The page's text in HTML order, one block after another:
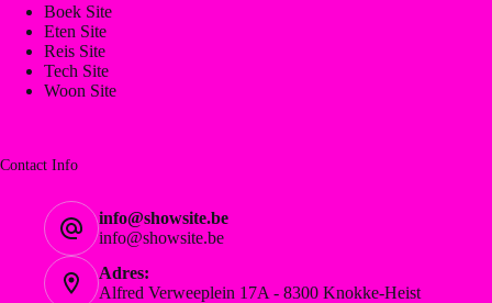
Boek Site
Eten Site
Reis Site
Tech Site
Woon Site
Contact Info
info@showsite.be
info@showsite.be
Adres:
Alfred Verweeplein 17A - 8300 Knokke-Heist